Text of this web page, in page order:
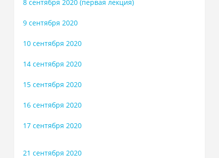
8 сентября 2020 (первая лекция)
9 сентября 2020
10 сентября 2020
14 сентября 2020
15 сентября 2020
16 сентября 2020
17 сентября 2020
21 сентября 2020